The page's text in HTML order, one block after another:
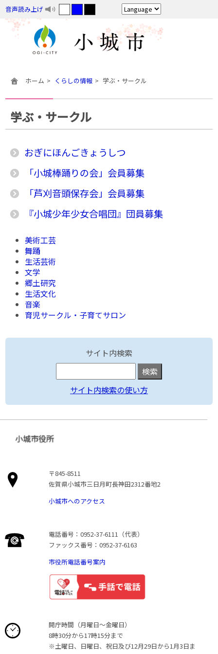
音声読み上げ
ホーム くらしの情報 学ぶ・サークル
学ぶ・サークル
おぎにほんごきょうしつ
「小城棒踊りの会」会員募集
「芦刈音頭保存会」会員募集
『小城少年少女合唱団』団員募集
美術工芸
舞踊
生活芸術
文学
郷土研究
生活文化
音楽
育児サークル・子育てサロン
サイト内検索
サイト内検索の使い方
小城市役所
〒845-8511
佐賀県小城市三日月町長神田2312番地2
小城市へのアクセス
電話番号：0952-37-6111（代表）
ファックス番号：0952-37-6163
市役所電話番号案内
開庁時間（月曜日〜金曜日）
8時30分から17時15分まで
※土曜日、日曜日、祝日及び12月29日から1月3日ま